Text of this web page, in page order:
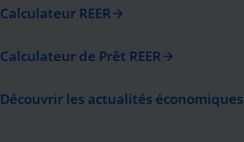
Calculateur REER arrow_forward
Calculateur de Prêt REER arrow_forward
Découvrir les actualités économiques